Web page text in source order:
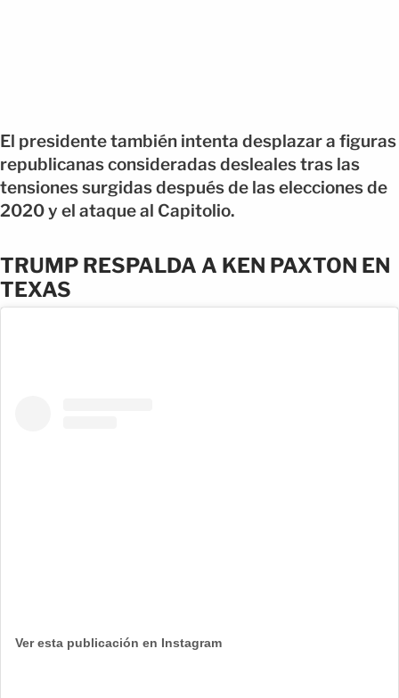
El presidente también intenta desplazar a figuras
republicanas consideradas desleales tras las
tensiones surgidas después de las elecciones de
2020 y el ataque al Capitolio.
TRUMP RESPALDA A KEN PAXTON EN
TEXAS
Ver esta publicación en Instagram